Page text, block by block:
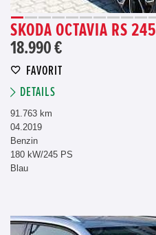
SKODA OCTAVIA RS 245
18.990 €
FAVORIT
DETAILS
91.763 km
04.2019
Benzin
180 kW/245 PS
Blau